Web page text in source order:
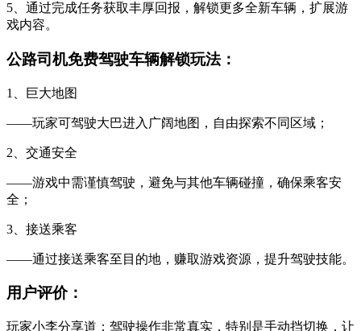
5、通过完成任务获取丰厚回报，解锁更多全新车辆，扩展游
戏内容。
公路司机免费驾驶车辆解锁玩法：
1、巨大地图
——玩家可驾驶大巴进入广阔地图，自由探索不同区域；
2、交通安全
——游戏中需谨慎驾驶，避免与其他车辆碰撞，确保乘客安
全；
3、接送乘客
——通过接送乘客至目的地，赚取游戏资源，提升驾驶技能。
用户评价：
玩家小李分享道：驾驶操作非常真实，特别是手动挡切换，让